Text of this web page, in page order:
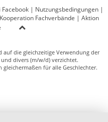
| Nutzungsbedingungen |
Kooperation Fachverbände | Aktion
auf die gleichzeitige Verwendung der
divers (m/w/d) verzichtet.
für alle Geschlechter.